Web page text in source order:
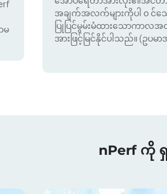
မ
အချက်အလက်များကိုပါ ၀ င်
ပြုပြင်မွမ်းမံထားသောကာလအတွင်
အားဖြင့်မြင်နိုင်ပါသည်။ (ဥပ
nPerf ကို ရှ